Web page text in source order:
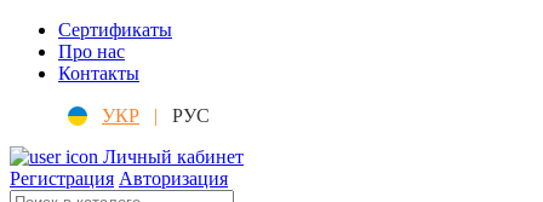
Сертификаты
Про нас
Контакты
УКР |
РУС
Личный кабинет
Регистрация Авторизация